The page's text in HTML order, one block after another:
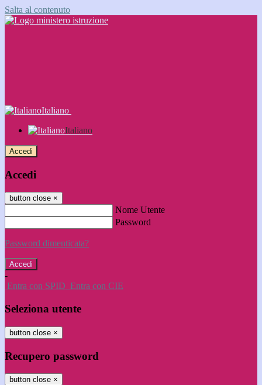
Salta al contenuto
Italiano
Italiano
Accedi
Accedi
button close ×
Nome Utente
Password
Password dimenticata?
-
Entra con SPID Entra con CIE
Seleziona utente
button close ×
Recupero password
button close ×